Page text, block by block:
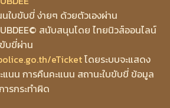
ใบขับขี่ ง่ายๆ ด้วยตัวเองผ่าน
© สนับสนุนโดย ไทยนิวส์ออนไลน์
บขี่ผ่าน
eTicketโดยระบบจะแสดง
นน การคืนคะแนน สถานะใบขับขี่ ข้อมูล
ารกระทำผิด